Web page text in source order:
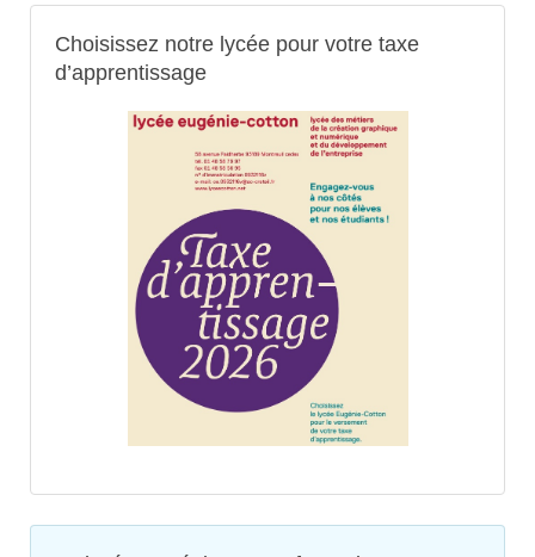
Choisissez notre lycée pour votre taxe
d’apprentissage